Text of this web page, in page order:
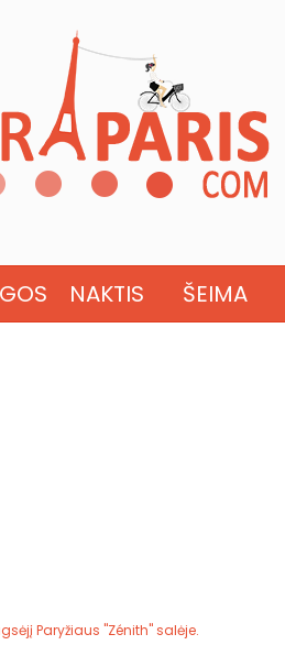
NAKTIS ŠEIMA
Paryžiaus "Zénith" salėje.